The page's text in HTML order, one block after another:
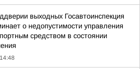
выходных Госавтоинспекция
о недопустимости управления
средством в состоянии
14:48